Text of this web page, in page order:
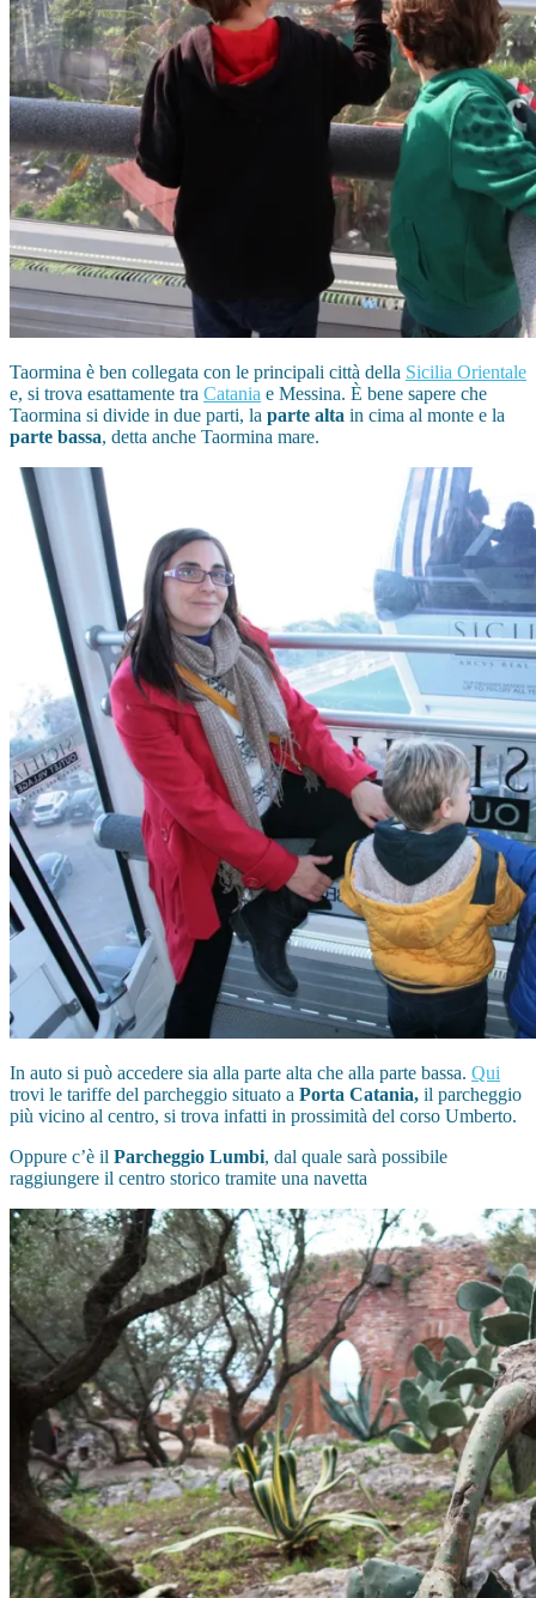
Taormina è ben collegata con le principali città della Sicilia Orientale
e, si trova esattamente tra Catania e Messina. È bene sapere che
Taormina si divide in due parti, la parte alta in cima al monte e la
parte bassa, detta anche Taormina mare.
In auto si può accedere sia alla parte alta che alla parte bassa. Qui
trovi le tariffe del parcheggio situato a Porta Catania, il parcheggio
più vicino al centro, si trova infatti in prossimità del corso Umberto.
Oppure c’è il Parcheggio Lumbi, dal quale sarà possibile
raggiungere il centro storico tramite una navetta